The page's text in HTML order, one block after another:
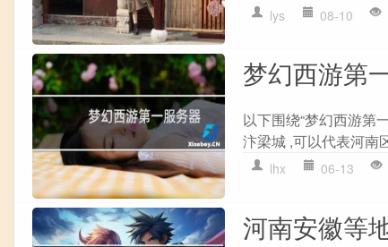
lys 08-10
梦幻西游第
以下围绕“梦幻西游第
汴梁城 ,可以代表河南
lhx 06-13
河南安徽等